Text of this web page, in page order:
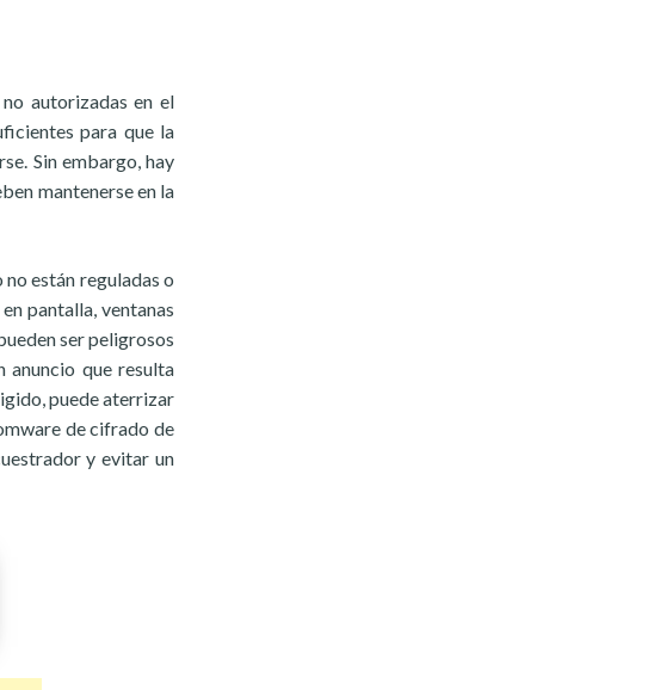
autorizadas en el
para que la
Sin embargo, hay
mantenerse en la
están reguladas o
pantalla, ventanas
ser peligrosos
anuncio que resulta
puede aterrizar
de cifrado de
y evitar un